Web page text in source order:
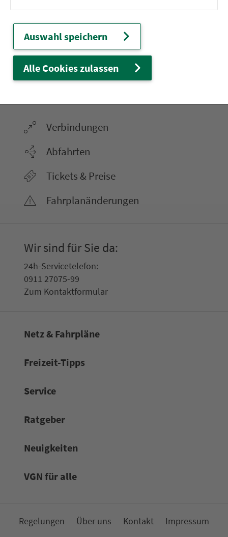
Ver­kehrs­ver­bund Groß­raum
Nürn­berg
22.000 Qua­drat­ki­lo­me­ter. 130 Ver­kehrs­un­
ter­neh­men. 1.100 Linien. Eine Fahr­kar­te.
Ver­bin­dungen
Abfahrten
Tickets & Preise
Fahr­plan­ände­rungen
Wir sind für Sie da:
24h-Ser­vice­te­le­fon:
0911 27075-99
Zum Kon­taktformular
Netz & Fahrpläne
Frei­zeit-Tipps
Service
Rat­ge­ber
Neuigkeiten
VGN für alle
Re­ge­lungen Über uns Kon­takt Impressum
Auswahl speichern
Alle Cookies zulassen